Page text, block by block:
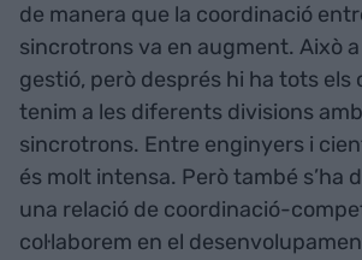
de manera que la coordinació
sincrotrons va en augment. Això
gestió, però després hi ha tots els
tenim a les diferents divisions
sincrotrons. Entre enginyers i
és molt intensa. Però també s’ha
una relació de coordinació-
col·laborem en el